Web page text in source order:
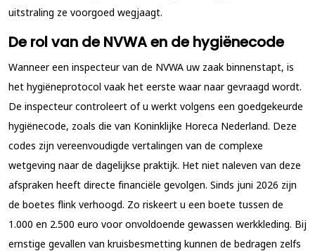
uitstraling ze voorgoed wegjaagt.
De rol van de NVWA en de hygiënecode
Wanneer een inspecteur van de NVWA uw zaak binnenstapt, is
het hygiëneprotocol vaak het eerste waar naar gevraagd wordt.
De inspecteur controleert of u werkt volgens een goedgekeurde
hygiënecode, zoals die van Koninklijke Horeca Nederland. Deze
codes zijn vereenvoudigde vertalingen van de complexe
wetgeving naar de dagelijkse praktijk. Het niet naleven van deze
afspraken heeft directe financiële gevolgen. Sinds juni 2026 zijn
de boetes flink verhoogd. Zo riskeert u een boete tussen de
1.000 en 2.500 euro voor onvoldoende gewassen werkkleding. Bij
ernstige gevallen van kruisbesmetting kunnen de bedragen zelfs